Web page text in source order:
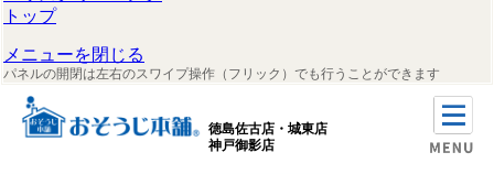
トップ
メニューを閉じる
パネルの開閉は左右のスワイプ操作（フリック）でも行うことができます
徳島佐古店・城東店
神戸御影店